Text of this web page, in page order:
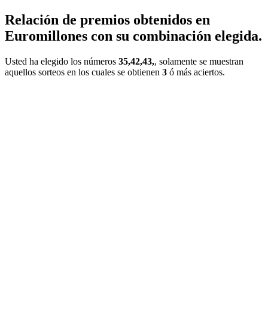
Relación de premios obtenidos en
Euromillones con su combinación elegida.
Usted ha elegido los números 35,42,43,, solamente se muestran
aquellos sorteos en los cuales se obtienen 3 ó más aciertos.